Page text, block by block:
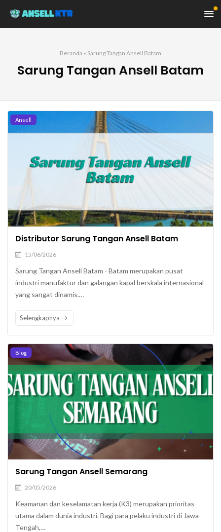
Beranda » Sarung Tangan Ansell Batam
Sarung Tangan Ansell Batam
Ansell
Distributor Sarung Tangan Ansell Batam
15/06/2026
Sarung Tangan Ansell Batam - Batam merupakan pusat
industri manufaktur dan galangan kapal berskala internasional
yang sangat dinamis.…
Selengkapnya
Blog
Sarung Tangan Ansell Semarang
20/05/2026
Keamanan dan keselamatan kerja (K3) merupakan prioritas
utama dalam dunia industri. Bagi para pelaku industri di Jawa
Tengah,…